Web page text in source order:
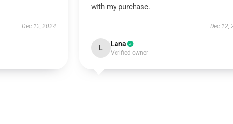
Dec 13, 2024
with my purchase.
Dec 12,
L Lana
Verified owner